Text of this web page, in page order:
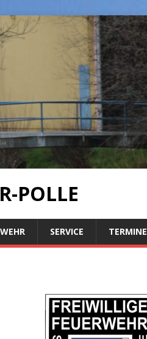
POLLE
SERVICE TERMINE